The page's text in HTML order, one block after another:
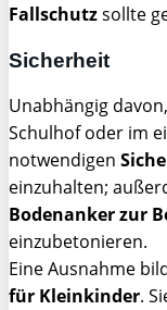
Fallschutzsollte
Sicherheit
Unabhängig
Schulhof oder im
notwendigen
einzuhalten;
Bodenanker zur
einzubetonieren.
Eine Ausnahme
für Kleinkinder.